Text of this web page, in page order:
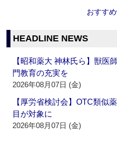
おすす
HEADLINE NEWS
【昭和薬大 神林氏ら】獣医
門教育の充実を
2026年08月07日 (金)
【厚労省検討会】OTC類似
目が対象に
2026年08月07日 (金)